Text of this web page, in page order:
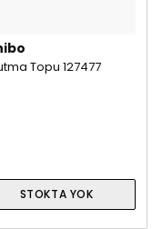
Topu 127477
STOKTA YOK